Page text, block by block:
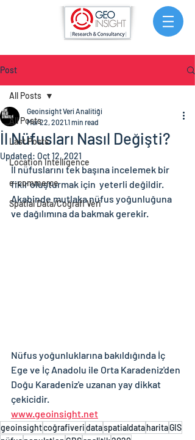
Post
All Posts
Last Posts
Location Intelligence
e-commerce
Spatial Data/Coğrafi Veri
All Posts
İl Nüfusları Nasıl Değişti?
Geoinsight Veri Analitiği
Mar 22, 20211 min read
Updated: Oct 12, 2021
İl nüfuslarını tek başına incelemek bir
fikir oluşturmak için  yeterli değildir.
Akabinde mutlaka nüfus yoğunluğuna
ve dağılımına da bakmak gerekir.
Nüfus yoğunluklarına bakıldığında İç
Ege ve İç Anadolu ile Orta Karadeniz'den
Doğu Karadeniz'e uzanan yay dikkat
çekicidir.
www.geoinsight.net
geoinsightcoğrafiveridataspatialdataharitaGIS